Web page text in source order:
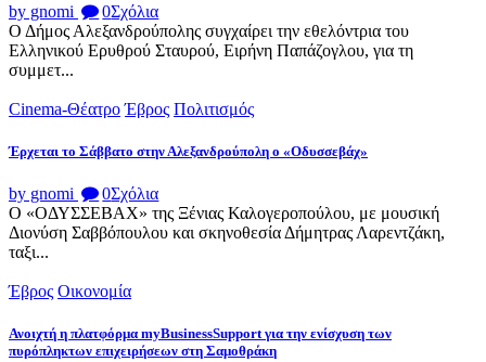
by gnomi 0Σχόλια
Ο Δήμος Αλεξανδρούπολης συγχαίρει την εθελόντρια του
Ελληνικού Ερυθρού Σταυρού, Ειρήνη Παπάζογλου, για τη
συμμετ...
Cinema-Θέατρο Έβρος Πολιτισμός
Έρχεται το Σάββατο στην Αλεξανδρούπολη ο «Οδυσσεβάχ»
by gnomi 0Σχόλια
Ο «ΟΔΥΣΣΕΒΑΧ» της Ξένιας Καλογεροπούλου, με μουσική
Διονύση Σαββόπουλου και σκηνοθεσία Δήμητρας Λαρεντζάκη,
ταξι...
Έβρος Οικονομία
Ανοιχτή η πλατφόρμα myBusinessSupport για την ενίσχυση των
πυρόπληκτων επιχειρήσεων στη Σαμοθράκη